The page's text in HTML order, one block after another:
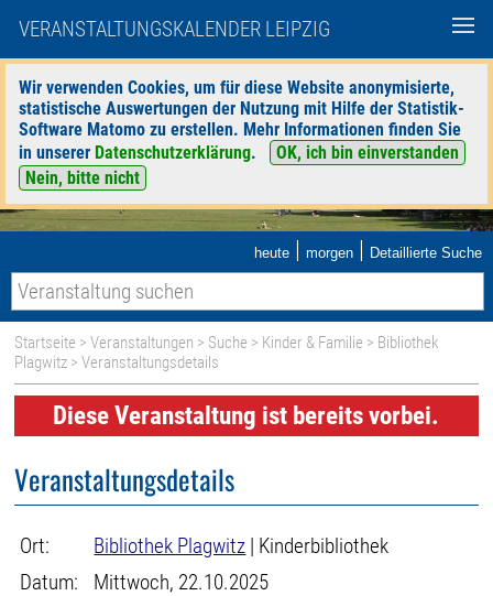
VERANSTALTUNGSKALENDER LEIPZIG
Wir verwenden Cookies, um für diese Website anonymisierte,
statistische Auswertungen der Nutzung mit Hilfe der Statistik-
Software Matomo zu erstellen. Mehr Informationen finden Sie
in unserer Datenschutzerklärung.
OK, ich bin einverstanden
Nein, bitte nicht
heute | morgen | Detaillierte Suche
Startseite >Veranstaltungen > Suche > Kinder & Familie > Bibliothek
Plagwitz > Veranstaltungsdetails
Diese Veranstaltung ist bereits vorbei.
Veranstaltungsdetails
Ort: Bibliothek Plagwitz | Kinderbibliothek
Datum:
Mittwoch, 22.10.2025